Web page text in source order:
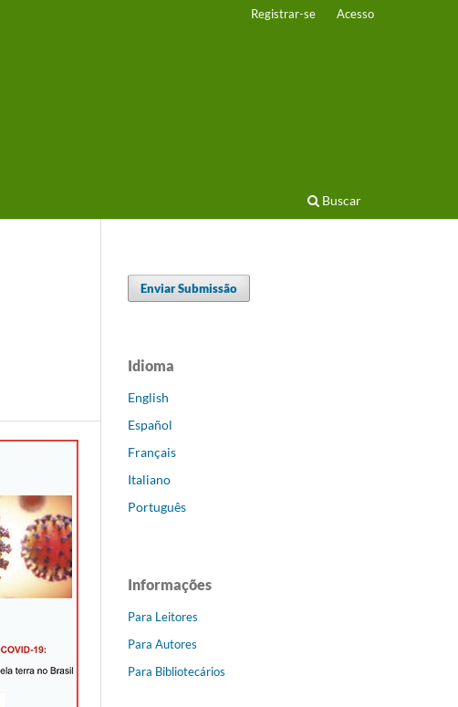
Buscar
Registrar-se Acesso
Enviar Submissão
Idioma
English
Español
Français
Italiano
Português
Informações
Para Leitores
Para Autores
Para Bibliotecários